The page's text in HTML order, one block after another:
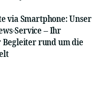
via Smartphone: Unser
Service – Ihr
rund um die